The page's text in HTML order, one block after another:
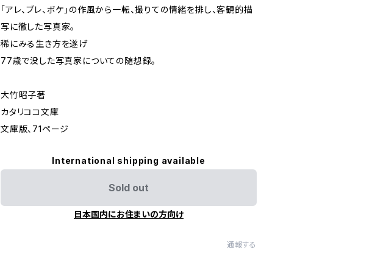
「アレ、ブレ、ボケ」の作風から一転、撮りての情緒を排し、客観的描
写に徹した写真家。
稀にみる生き方を遂げ
77歳で没した写真家についての随想録。
大竹昭子著
カタリココ文庫
文庫版、71ページ
International shipping available
Sold out
日本国内にお住まいの方向け
通報する